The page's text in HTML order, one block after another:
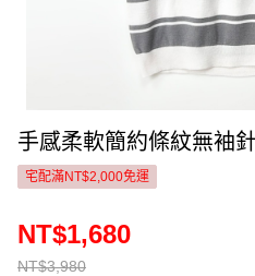
手感柔軟簡約條紋無袖
宅配滿NT$2,000免運
NT$3,980
NT$1,680